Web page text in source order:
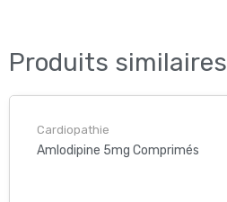
Produits similaires
Cardiopathie
Amlodipine 5mg Comprimés